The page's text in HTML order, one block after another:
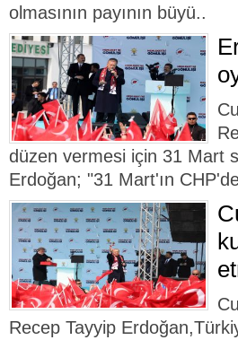
olmasının payının büyü..
düzen vermesi için 31 Mart
Erdoğan; "31 Mart'ın
Recep Tayyip